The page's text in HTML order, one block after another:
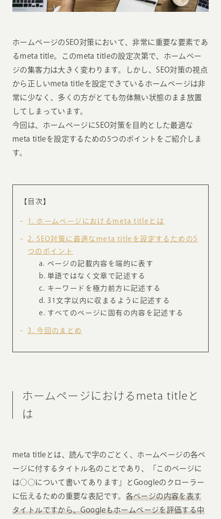
ホームページのSEO対策において、非常に重要な要素であ
るmeta title。このmeta titleの設定次第で、ホームペー
ジの集客力は大きく変わります。しかし、SEO対策の視点
から正しいmeta titleを設定できているホームページは非
常に少なく、多くの方がとても勿体無い状態のまま放置
してしまっています。
今回は、ホームページにSEO対策を目的とした最適な
meta titleを設定するための5つのポイントをご紹介しま
す。
【目次】
1 ホームページにおけるmeta titleとは
2
SEO対策に最適なmeta titleを設定するための5
つのポイント
ページの記載内容を端的に表す
単語ではなく文章で記述する
キーワードを極力前方に記述する
31文字以内に収まるように記述する
すべてのページに固有の内容を記述する
3 今回のまとめ
ホームページにおけるmeta titleと
は
meta titleとは、読んで字のごとく、ホームページの各ペ
ージに付するタイトル名のことであり、「このページに
は○○について書いてあります」とGoogleのクローラー
に伝えるための重要な表記です。 各ページの内容を表す
タイトルですから、Googleもホームページを評価する中